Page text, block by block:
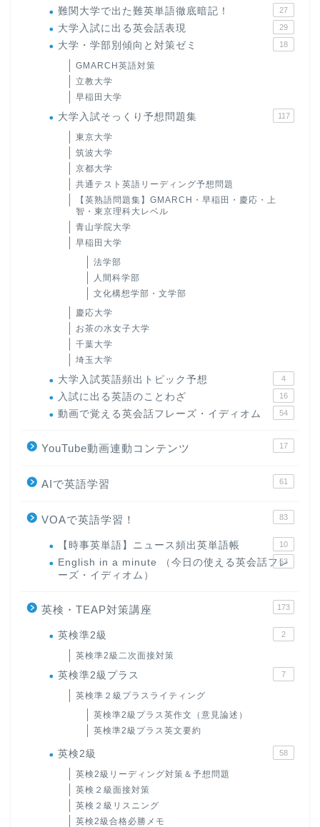
難関大学で出た難英単語徹底暗記！ 27
大学入試に出る英会話表現 29
大学・学部別傾向と対策ゼミ 18
GMARCH英語対策
立教大学
早稲田大学
大学入試そっくり予想問題集 117
東京大学
筑波大学
京都大学
共通テスト英語リーディング予想問題
【英熟語問題集】GMARCH・早稲田・慶応・上
智・東京理科大レベル
青山学院大学
早稲田大学
法学部
人間科学部
文化構想学部・文学部
慶応大学
お茶の水女子大学
千葉大学
埼玉大学
大学入試英語頻出トピック予想 4
入試に出る英語のことわざ 16
動画で覚える英会話フレーズ・イディオム 54
YouTube動画連動コンテンツ 17
AIで英語学習 61
VOAで英語学習！ 83
【時事英単語】ニュース頻出英単語帳 10
English in a minute （今日の使える英会話フレ
ーズ・イディオム）
63
英検・TEAP対策講座 173
英検準2級 2
英検準2級二次面接対策
英検準2級プラス 7
英検準２級プラスライティング
英検準2級プラス英作文（意見論述）
英検準2級プラス英文要約
英検2級 58
英検2級リーディング対策＆予想問題
英検２級面接対策
英検２級リスニング
英検2級合格必勝メモ